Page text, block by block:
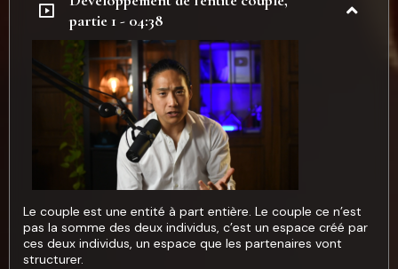
partie 1 - 04:38
Le couple est une entité à part entière. Le couple ce n’est
pas la somme des deux individus, c’est un espace créé par
ces deux individus, un espace que les partenaires vont
structurer.